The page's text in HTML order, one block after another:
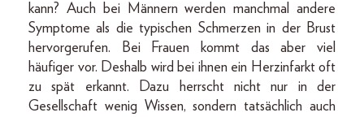
kann? Auch bei Männern werden manchmal andere
Symptome als die typischen Schmerzen in der Brust
hervorgerufen. Bei Frauen kommt das aber viel
häufiger vor. Deshalb wird bei ihnen ein Herzinfarkt oft
zu spät erkannt. Dazu herrscht nicht nur in der
Gesellschaft wenig Wissen, sondern tatsächlich auch